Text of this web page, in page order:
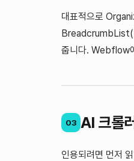
대표적으로
BreadcrumbList(
줍니다. Webflow
03 AI 크롤
인용되려면 먼저